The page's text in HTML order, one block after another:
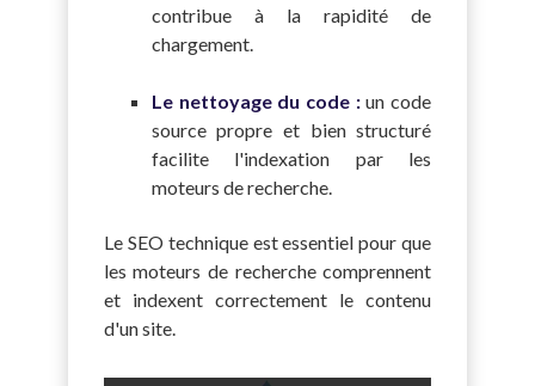
contribue à la rapidité de
chargement.
Le nettoyage du code :un code
source propre et bien structuré
facilite l'indexation par les
moteurs de recherche.
Le SEO technique est essentiel pour que
les moteurs de recherche comprennent
et indexent correctement le contenu
d'un site.